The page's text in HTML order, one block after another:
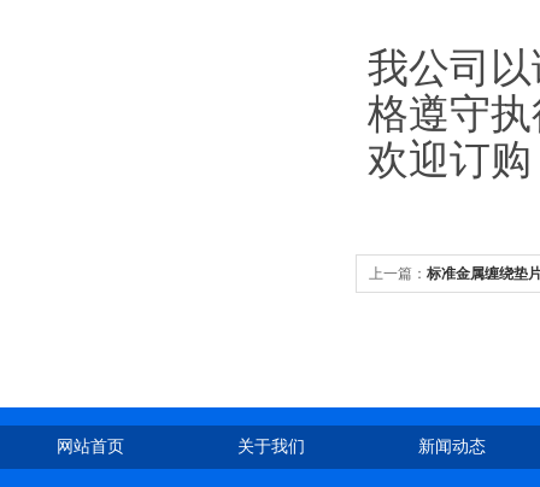
我公司
格遵守
欢迎订
上一篇： 标准金属缠绕垫
网站首页 关于我们 新闻动态